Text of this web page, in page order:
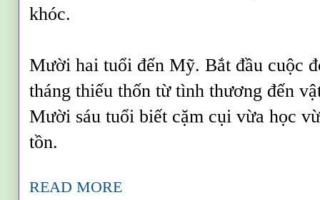
khóc.
Mười hai tuổi đến Mỹ. Bắt đầu cuộc
tháng thiếu thốn từ tình thương đến
Mười sáu tuổi biết cặm cụi vừa học
tồn.
READ MORE